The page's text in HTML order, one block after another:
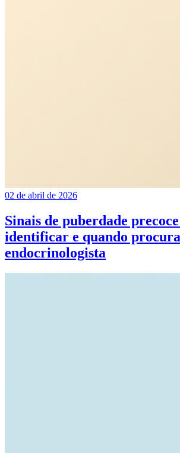
02 de abril de 2026
Sinais de puberdade
identificar e quando
endocrinologista